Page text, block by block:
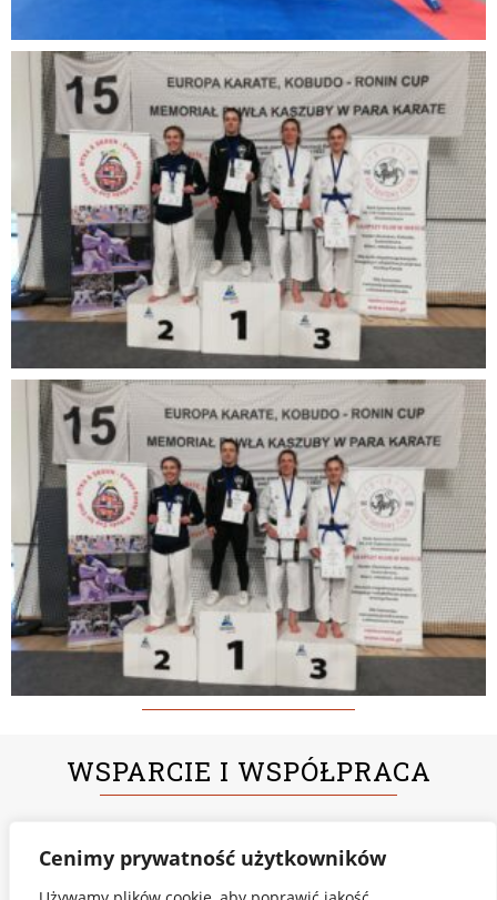
Cenimy prywatność użytkowników
WSPARCIE I WSPÓŁPRACA